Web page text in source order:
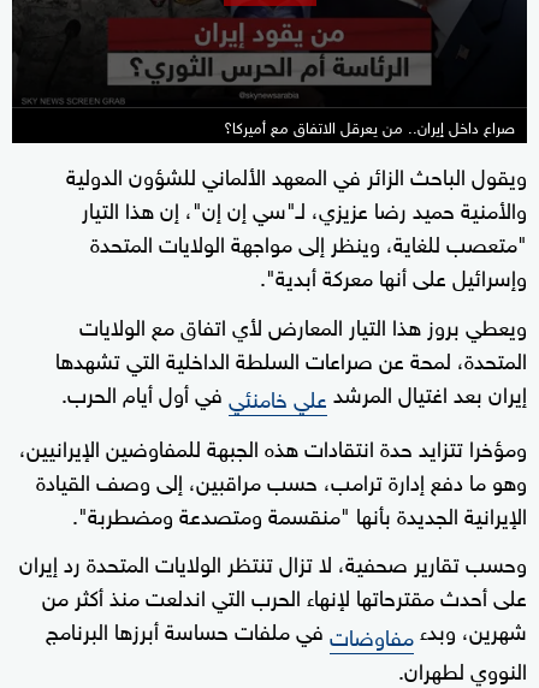
seconds
صراع داخل إيران.. من يعرقل الاتفاق مع أميركا؟
ويقول الباحث الزائر في المعهد الألماني للشؤون الدولية
والأمنية حميد رضا عزيزي، لـ"سي إن إن"، إن هذا التيار
"متعصب للغاية، وينظر إلى مواجهة الولايات المتحدة
وإسرائيل على أنها معركة أبدية".
ويعطي بروز هذا التيار المعارض لأي اتفاق مع الولايات
المتحدة، لمحة عن صراعات السلطة الداخلية التي تشهدها
إيران بعد اغتيال المرشدعلي خامنئيفي أول أيام الحرب.
ومؤخرا تتزايد حدة انتقادات هذه الجبهة للمفاوضين الإيرانيين،
وهو ما دفع إدارة ترامب، حسب مراقبين، إلى وصف القيادة
الإيرانية الجديدة بأنها "منقسمة ومتصدعة ومضطربة".
وحسب تقارير صحفية، لا تزال تنتظر الولايات المتحدة رد إيران
على أحدث مقترحاتها لإنهاء الحرب التي اندلعت منذ أكثر من
شهرين، وبدءمفاوضاتفي ملفات حساسة أبرزها البرنامج
النووي لطهران.